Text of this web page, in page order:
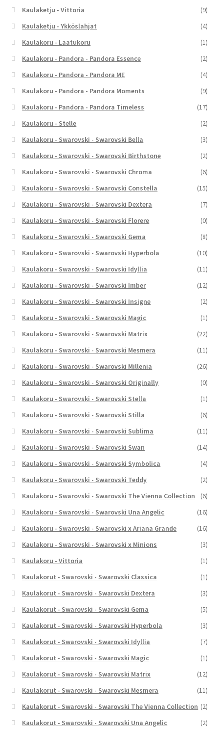
Kaulaketju - Vittoria
(9)
Kaulaketju - Ykköslahjat
(4)
Kaulakoru - Laatukoru
(1)
Kaulakoru - Pandora - Pandora Essence
(2)
Kaulakoru - Pandora - Pandora ME
(4)
Kaulakoru - Pandora - Pandora Moments
(9)
Kaulakoru - Pandora - Pandora Timeless
(17)
Kaulakoru - Stelle
(2)
Kaulakoru - Swarovski - Swarovski Bella
(3)
Kaulakoru - Swarovski - Swarovski Birthstone
(2)
Kaulakoru - Swarovski - Swarovski Chroma
(6)
Kaulakoru - Swarovski - Swarovski Constella
(15)
Kaulakoru - Swarovski - Swarovski Dextera
(7)
Kaulakoru - Swarovski - Swarovski Florere
(0)
Kaulakoru - Swarovski - Swarovski Gema
(8)
Kaulakoru - Swarovski - Swarovski Hyperbola
(10)
Kaulakoru - Swarovski - Swarovski Idyllia
(11)
Kaulakoru - Swarovski - Swarovski Imber
(12)
Kaulakoru - Swarovski - Swarovski Insigne
(2)
Kaulakoru - Swarovski - Swarovski Magic
(1)
Kaulakoru - Swarovski - Swarovski Matrix
(22)
Kaulakoru - Swarovski - Swarovski Mesmera
(11)
Kaulakoru - Swarovski - Swarovski Millenia
(26)
Kaulakoru - Swarovski - Swarovski Originally
(0)
Kaulakoru - Swarovski - Swarovski Stella
(1)
Kaulakoru - Swarovski - Swarovski Stilla
(6)
Kaulakoru - Swarovski - Swarovski Sublima
(11)
Kaulakoru - Swarovski - Swarovski Swan
(14)
Kaulakoru - Swarovski - Swarovski Symbolica
(4)
Kaulakoru - Swarovski - Swarovski Teddy
(2)
Kaulakoru - Swarovski - Swarovski The Vienna Collection
(6)
Kaulakoru - Swarovski - Swarovski Una Angelic
(16)
Kaulakoru - Swarovski - Swarovski x Ariana Grande
(16)
Kaulakoru - Swarovski - Swarovski x Minions
(3)
Kaulakoru - Vittoria
(1)
Kaulakorut - Swarovski - Swarovski Classica
(1)
Kaulakorut - Swarovski - Swarovski Dextera
(3)
Kaulakorut - Swarovski - Swarovski Gema
(5)
Kaulakorut - Swarovski - Swarovski Hyperbola
(3)
Kaulakorut - Swarovski - Swarovski Idyllia
(7)
Kaulakorut - Swarovski - Swarovski Magic
(1)
Kaulakorut - Swarovski - Swarovski Matrix
(12)
Kaulakorut - Swarovski - Swarovski Mesmera
(11)
Kaulakorut - Swarovski - Swarovski The Vienna Collection (2)
Kaulakorut - Swarovski - Swarovski Una Angelic
(2)